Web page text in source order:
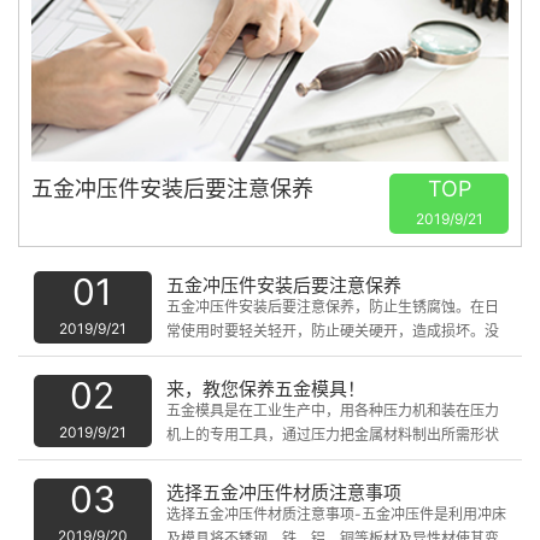
五金冲压件安装后要注意保养 TOP
2019/9/21
01
2019/9/21
五金冲压件安装后要注意保养
五金冲压件安装后要注意保养，防止生锈腐蚀。在日
常使用时要轻关轻开，防止硬关硬开，造成损坏。没
有噪音，就有了现在的尼龙轮。
02
2019/9/21
来，教您保养五金模具！
五金模具是在工业生产中，用各种压力机和装在压力
机上的专用工具，通过压力把金属材料制出所需形状
的零件或制品，这种专用工具统称为五金模具。
03
2019/9/20
选择五金冲压件材质注意事项
选择五金冲压件材质注意事项-五金冲压件是利用冲床